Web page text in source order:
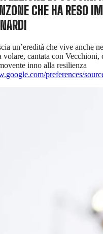
CHE HA RESO
un’eredità che vive anche
volare, cantata con Vecchioni,
inno alla resilienza
preferences/